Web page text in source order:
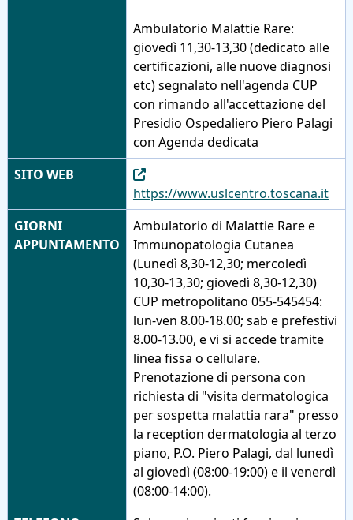
Ambulatorio Malattie Rare:
giovedì 11,30-13,30 (dedicato alle
certificazioni, alle nuove diagnosi
etc) segnalato nell'agenda CUP
con rimando all'accettazione del
Presidio Ospedaliero Piero Palagi
con Agenda dedicata
SITO WEB
https://www.uslcentro.toscana.it
GIORNI
APPUNTAMENTO
Ambulatorio di Malattie Rare e
Immunopatologia Cutanea
(Lunedì 8,30-12,30; mercoledì
10,30-13,30; giovedì 8,30-12,30)
CUP metropolitano 055-545454:
lun-ven 8.00-18.00; sab e prefestivi
8.00-13.00, e vi si accede tramite
linea fissa o cellulare.
Prenotazione di persona con
richiesta di "visita dermatologica
per sospetta malattia rara" presso
la reception dermatologia al terzo
piano, P.O. Piero Palagi, dal lunedì
al giovedì (08:00-19:00) e il venerdì
(08:00-14:00).